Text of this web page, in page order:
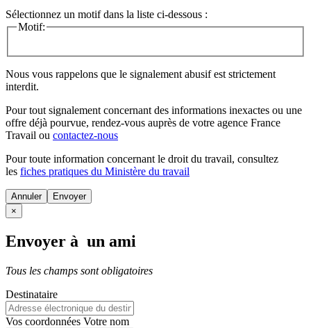
Sélectionnez un motif dans la liste ci-dessous :
Motif:
Nous vous rappelons que le signalement abusif est strictement
interdit.
Pour tout signalement concernant des informations inexactes ou une
offre déjà pourvue, rendez-vous auprès de votre agence France
Travail ou contactez-nous
Pour toute information concernant le droit du travail, consultez
les fiches pratiques du Ministère du travail
Annuler
×
Envoyer à un ami
Tous les champs sont obligatoires
Destinataire
Vos coordonnées Votre nom